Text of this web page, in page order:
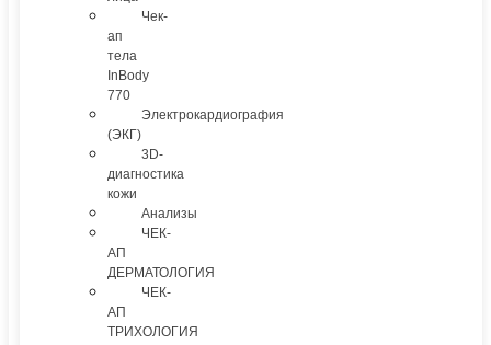
Чек-
ап
тела
InBody
770
Электрокардиография
(ЭКГ)
3D-
диагностика
кожи
Анализы
ЧЕК-
АП
ДЕРМАТОЛОГИЯ
ЧЕК-
АП
ТРИХОЛОГИЯ